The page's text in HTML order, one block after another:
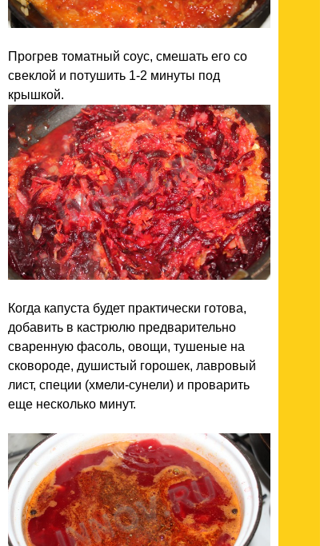
Прогрев томатный соус, смешать его со
свеклой и потушить 1-2 минуты под
крышкой.
Когда капуста будет практически готова,
добавить в кастрюлю предварительно
сваренную фасоль, овощи, тушеные на
сковороде, душистый горошек, лавровый
лист, специи (хмели-сунели) и проварить
еще несколько минут.